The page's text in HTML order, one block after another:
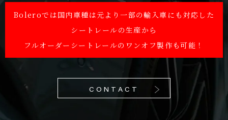
Boleroでは国内車種は元より一部の輸入車にも対応した
シートレールの生産から
フルオーダーシートレールのワンオフ製作も可能！
CONTACT